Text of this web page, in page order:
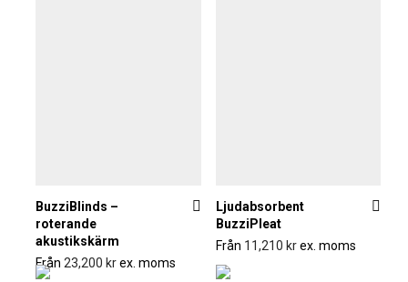
BuzziBlinds –
roterande
akustikskärm
Från 23,200 krex. moms
Ljudabsorbent
BuzziPleat
Från 11,210 krex. moms